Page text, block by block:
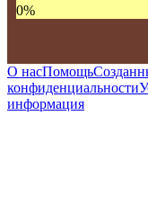
0%
О насПомощь
конфиденциальности
информация